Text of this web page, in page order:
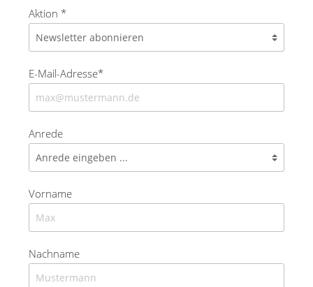
Aktion *
E-Mail-Adresse*
Anrede
Vorname
Nachname